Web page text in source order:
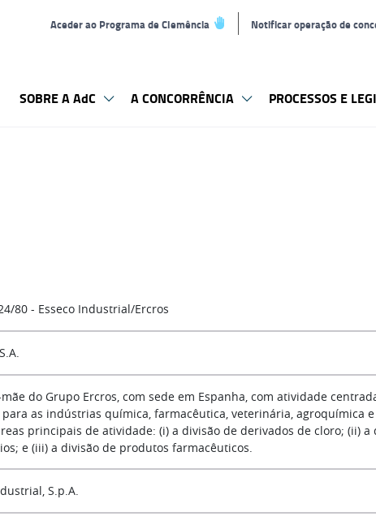
Aceder ao Programa de Clemência Notificar operação de
SOBRE A AdC A CONCORRÊNCIA PROCESSOS E
80 - Esseco Industrial/Ercros
do Grupo Ercros, com sede em Espanha, com atividade
as indústrias química, farmacêutica, veterinária, agroquímica
principais de atividade: (i) a divisão de derivados de cloro; (ii)
e (iii) a divisão de produtos farmacêuticos.
S.p.A.